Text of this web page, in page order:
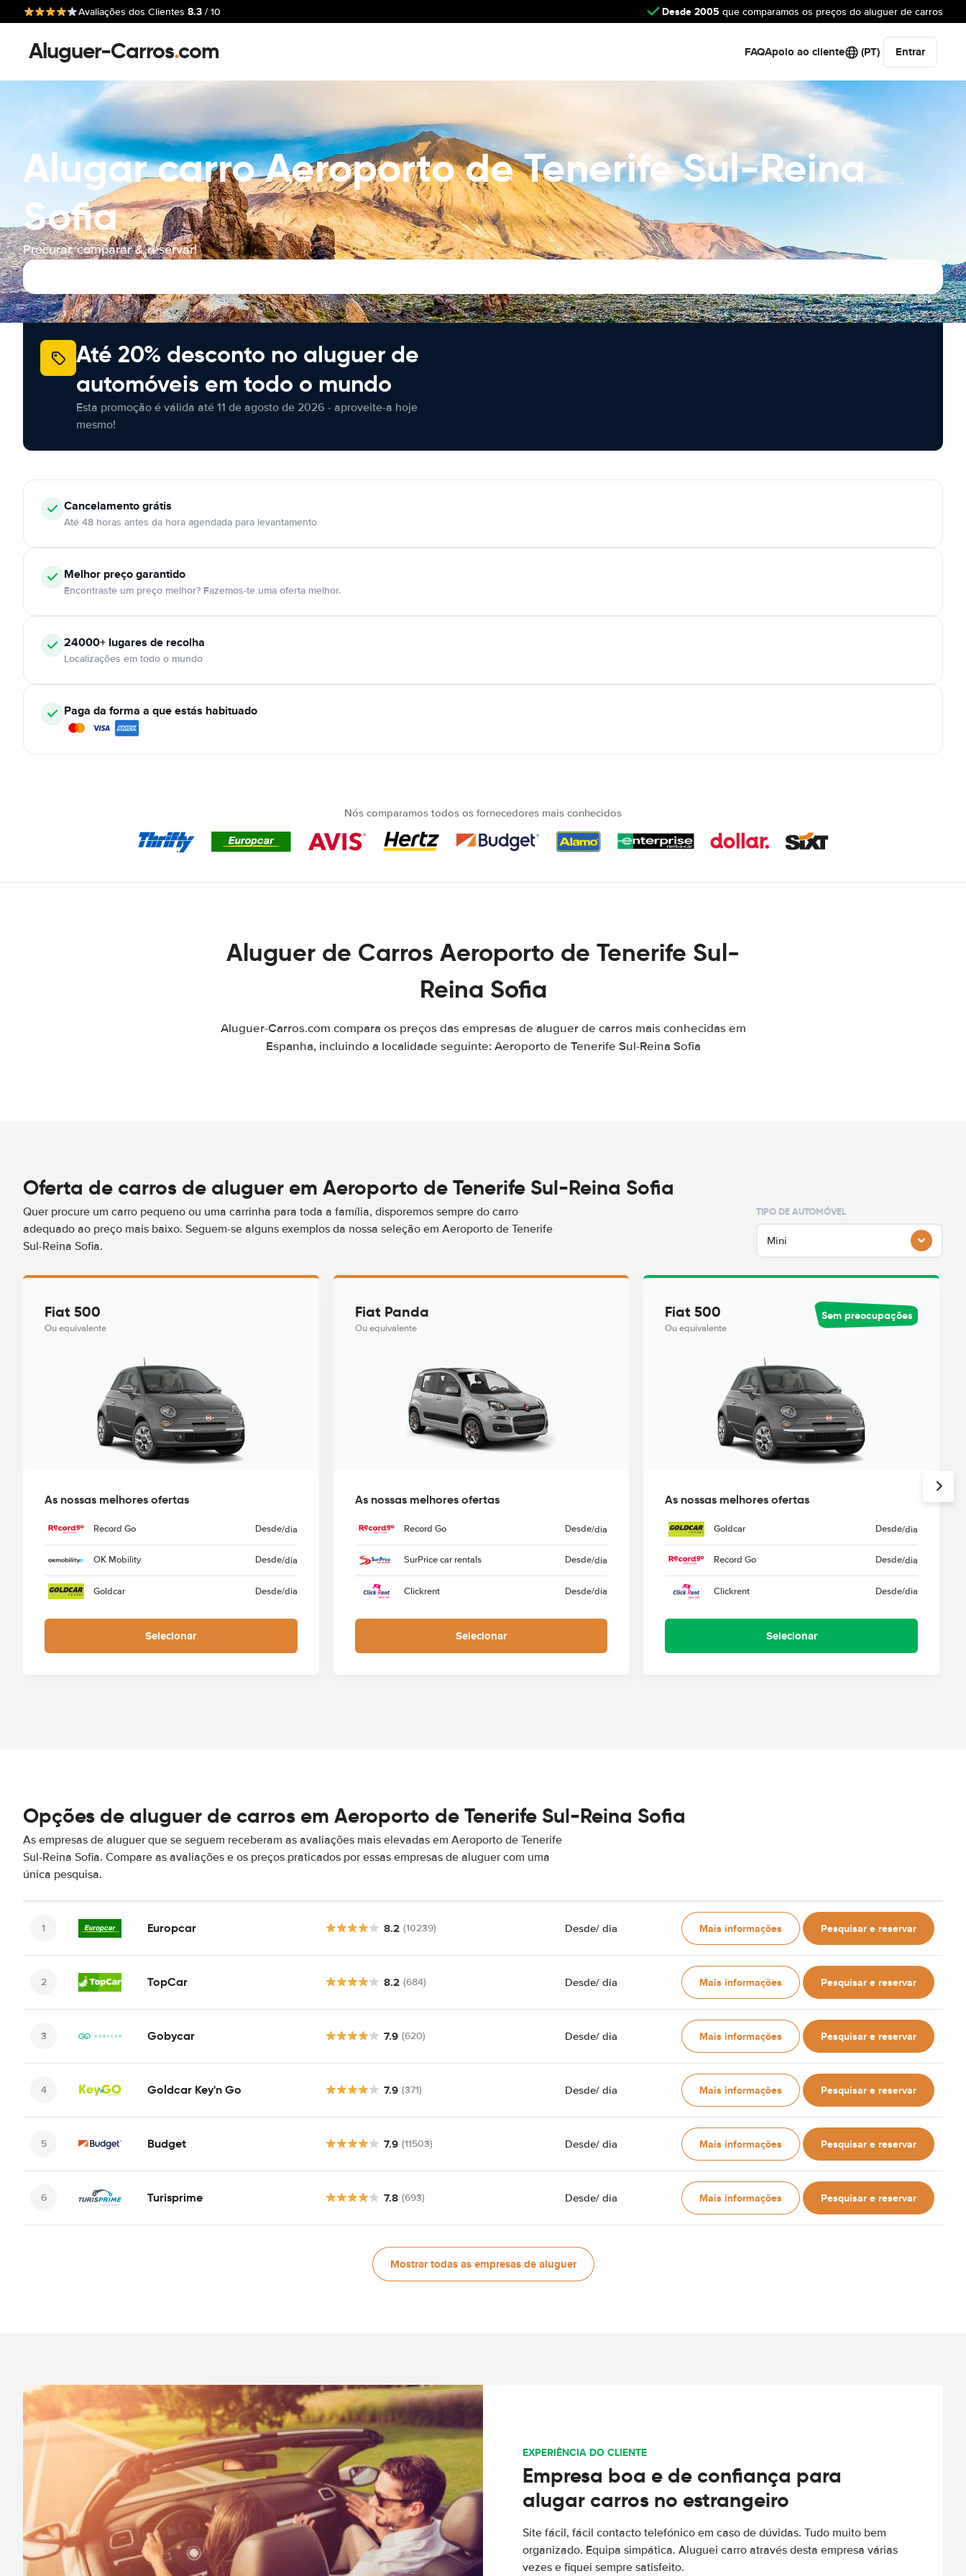
Avaliações dos Clientes 8.3 / 10 Desde 2005 que comparamos os preços do aluguer de carros
Aluguer-Carros.com FAQApoio ao cliente (PT) Entrar
Alugar carro Aeroporto de Tenerife Sul-Reina
Sofia
Procurar, comparar & reservar!
Até 20% desconto no aluguer de
automóveis em todo o mundo
Esta promoção é válida até 11 de agosto de 2026 - aproveite-a hoje
mesmo!
Cancelamentográtis
Até 48 horas antes da hora agendada para levantamento
Melhor preço garantido
Encontraste um preço melhor? Fazemos-te uma oferta melhor.
24000+ lugares de recolha
Localizações em todo o mundo
Paga da forma a que estás habituado
Nós comparamos todos os fornecedores mais conhecidos
Aluguer de Carros Aeroporto de Tenerife Sul-
Reina Sofia
Aluguer-Carros.com compara os preços das empresas de aluguer de carros mais conhecidas em
Espanha, incluindo a localidade seguinte: Aeroporto de Tenerife Sul-Reina Sofia
Oferta de carros de aluguer em Aeroporto de Tenerife Sul-Reina Sofia
Quer procure um carro pequeno ou uma carrinha para toda a família, disporemos sempre do carro
adequado ao preço mais baixo. Seguem-se alguns exemplos da nossa seleção em Aeroporto de Tenerife
Sul-Reina Sofia.
TIPO DE AUTOMÓVEL
Mini
Fiat 500
Ou equivalente
As nossas melhores ofertas
Record Go Desde/dia
OK Mobility Desde/dia
Goldcar Desde/dia
Selecionar
Fiat Panda
Ou equivalente
As nossas melhores ofertas
Record Go Desde/dia
SurPrice car rentals Desde/dia
Clickrent Desde/dia
Selecionar
Fiat 500
Ou equivalente
Sem preocupações
As nossas melhores ofertas
Goldcar Desde/dia
Record Go Desde/dia
Clickrent Desde/dia
Selecionar
Opções de aluguer de carros em Aeroporto de Tenerife Sul-Reina Sofia
As empresas de aluguer que se seguem receberam as avaliações mais elevadas em Aeroporto de Tenerife
Sul-Reina Sofia. Compare as avaliações e os preços praticados por essas empresas de aluguer com uma
única pesquisa.
Europcar 8.2 (10239) Desde/ dia Mais informações Pesquisar e reservar
TopCar 8.2 (684) Desde/ dia Mais informações Pesquisar e reservar
Gobycar 7.9 (620) Desde/ dia Mais informações Pesquisar e reservar
Goldcar Key'n Go 7.9 (371) Desde/ dia Mais informações Pesquisar e reservar
Budget 7.9 (11503) Desde/ dia Mais informações Pesquisar e reservar
Turisprime 7.8 (693) Desde/ dia Mais informações Pesquisar e reservar
Mostrar todas as empresas de aluguer
EXPERIÊNCIA DO CLIENTE
Empresa boa e de confiança para
alugar carros no estrangeiro
Site fácil, fácil contacto telefónico em caso de dúvidas. Tudo muito bem
organizado. Equipa simpática. Aluguei carro através desta empresa várias
vezes e fiquei sempre satisfeito.